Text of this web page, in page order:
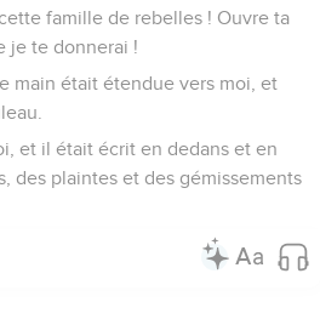
famille de rebelles ! Ouvre ta
je te donnerai !
main était étendue vers moi, et
et il était écrit en dedans et en
des plaintes et des gémissements